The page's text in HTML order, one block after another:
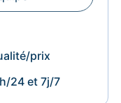
prix
24 et 7j/7